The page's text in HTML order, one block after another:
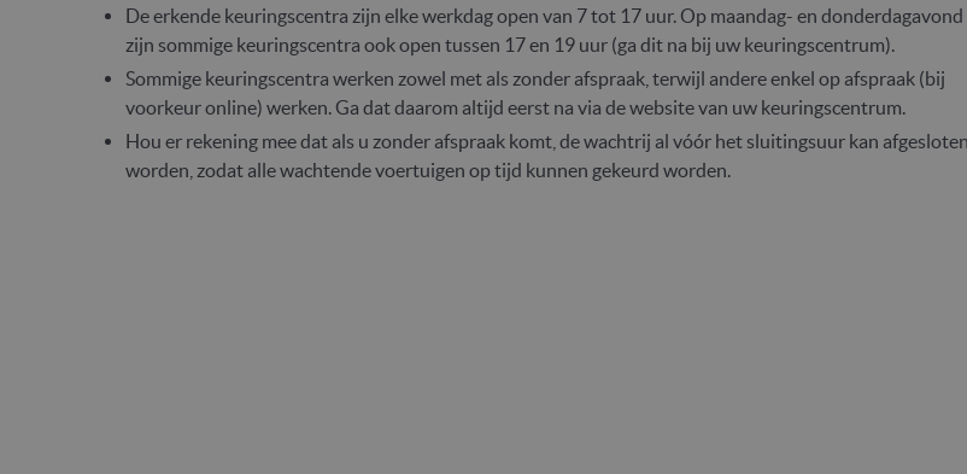
De erkende keuringscentra zijn elke werkdag open van 7 tot 17 uur. Op maandag- en donderdagavond
zijn sommige keuringscentra ook open tussen 17 en 19 uur (ga dit na bij uw keuringscentrum).
Sommige keuringscentra werken zowel met als zonder afspraak, terwijl andere enkel op afspraak (bij
voorkeur online) werken. Ga dat daarom altijd eerst na via de website van uw keuringscentrum.
Hou er rekening mee dat als u zonder afspraak komt, de wachtrij al vóór het sluitingsuur kan afgesloten
worden, zodat alle wachtende voertuigen op tijd kunnen gekeurd worden.